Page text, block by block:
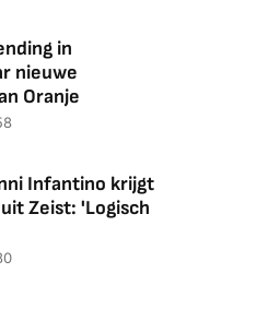
in
nieuwe
Oranje
Infantino krijgt
Zeist: 'Logisch